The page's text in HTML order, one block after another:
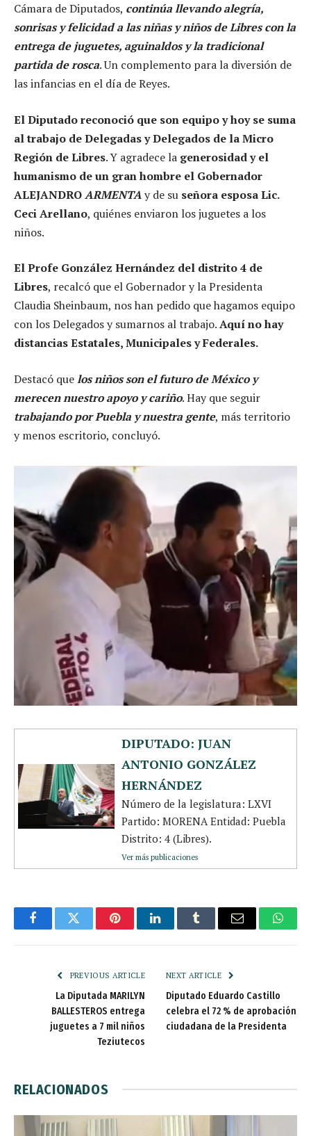
Cámara de Diputados, continúa llevando alegría,
sonrisas y felicidad a las niñas y niños de Libres con la
entrega de juguetes, aguinaldos y la tradicional
partida de rosca. Un complemento para la diversión de
las infancias en el día de Reyes.
El Diputado reconoció que son equipo y hoy se suma
al trabajo de Delegadas y Delegados de la Micro
Región de Libres. Y agradece la generosidad y el
humanismo de un gran hombre el Gobernador
ALEJANDROARMENTAy de su señora esposa Lic.
Ceci Arellano, quiénes enviaron los juguetes a los
niños.
El Profe González Hernández del distrito 4 de
Libres, recalcó que el Gobernador y la Presidenta
Claudia Sheinbaum, nos han pedido que hagamos equipo
con los Delegados y sumarnos al trabajo.Aquí no hay
distancias Estatales, Municipales y Federales.
Destacó quelos niños son el futuro de México y
merecen nuestro apoyo y cariño. Hay que seguir
trabajando por Puebla y nuestra gente, más territorio
y menos escritorio, concluyó.
DIPUTADO: JUAN
ANTONIO GONZÁLEZ
HERNÁNDEZ
Número de la legislatura: LXVI
Partido: MORENA Entidad: Puebla
Distrito: 4 (Libres).
Ver más publicaciones
FacebookTwitter PinterestLinkedInTumblr Email
PREVIOUS ARTICLE
La Diputada MARILYN
BALLESTEROS entrega
juguetes a 7 mil niños
Teziutecos
NEXT ARTICLE
Diputado Eduardo Castillo
celebra el 72 % de aprobación
ciudadana de la Presidenta
RELACIONADOS